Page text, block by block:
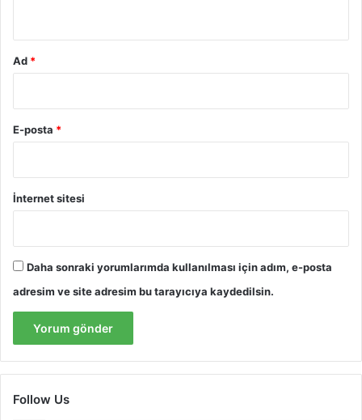
s
z
Ad *
E-posta *
İnternet sitesi
Daha sonraki yorumlarımda kullanılması için adım, e-posta
adresim ve site adresim bu tarayıcıya kaydedilsin.
Follow Us